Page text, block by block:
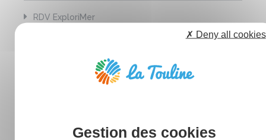
RDV ExploriMer
✗ Deny all cookies